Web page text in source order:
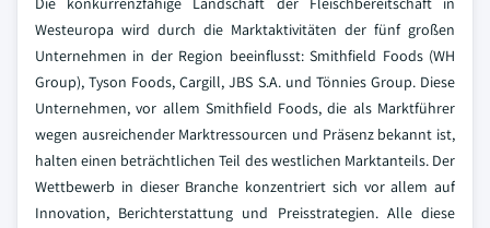
Westeuropa wird durch die Marktaktivitäten der fünf großen
Unternehmen in der Region beeinflusst: Smithfield Foods (WH
Group), Tyson Foods, Cargill, JBS S.A. und Tönnies Group. Diese
Unternehmen, vor allem Smithfield Foods, die als Marktführer
wegen ausreichender Marktressourcen und Präsenz bekannt ist,
halten einen beträchtlichen Teil des westlichen Marktanteils. Der
Wettbewerb in dieser Branche konzentriert sich vor allem auf
Innovation, Berichterstattung und Preisstrategien. Alle diese